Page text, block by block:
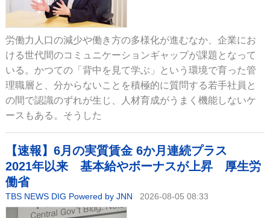
労働力人口の減少や働き方の多様化が進むなか、企業にお
ける世代間のコミュニケーションギャップが課題となって
いる。かつての「背中を見て学ぶ」という環境で育った管
理職層と、分からないことを積極的に質問する若手社員と
の間で認識のずれが生じ、人材育成がうまく機能しないケ
ースもある。そうした
【速報】6月の実質賃金 6か月連続プラス
2021年以来 基本給やボーナスが上昇 厚生労
働省
TBS NEWS DIG Powered by JNN 2026-08-05 08:33